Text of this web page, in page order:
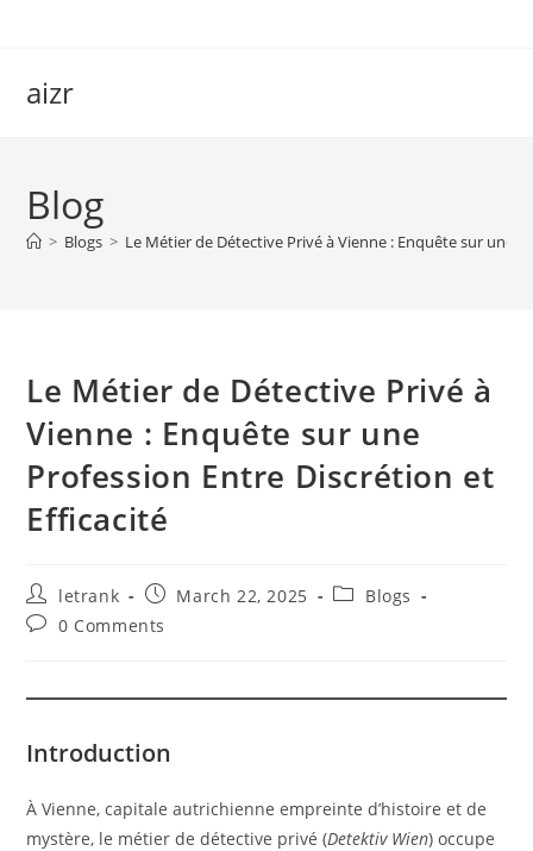
aizr
Blog
> Blogs > Le Métier de Détective Privé à Vienne : Enquête sur une
Le Métier de Détective Privé à
Vienne : Enquête sur une
Profession Entre Discrétion et
Efficacité
Post
author:
letrank
Post
published:
March 22, 2025
PostBlogs
Post0 Comments
Introduction
À Vienne, capitale autrichienne empreinte d’histoire et de
mystère, le métier de détective privé (Detektiv Wien) occupe